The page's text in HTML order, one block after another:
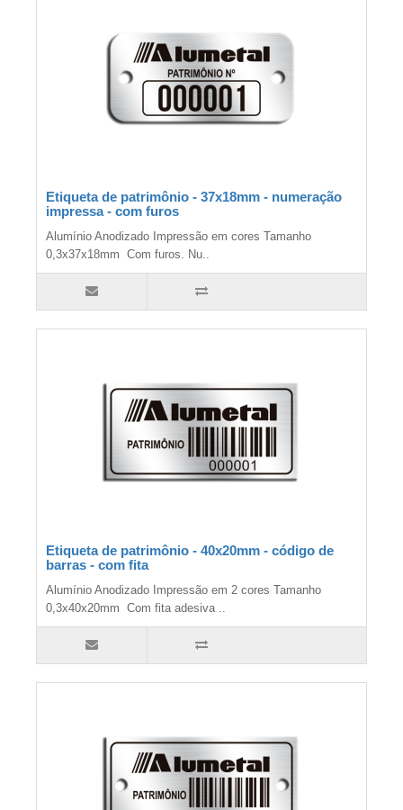
Etiqueta de patrimônio - 37x18mm - numeração
impressa - com furos
Alumínio Anodizado Impressão em cores Tamanho
0,3x37x18mm Com furos. Nu..
Etiqueta de patrimônio - 40x20mm - código de
barras - com fita
Alumínio Anodizado Impressão em 2 cores Tamanho
0,3x40x20mm Com fita adesiva ..